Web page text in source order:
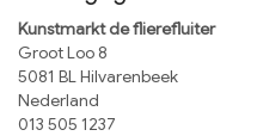
Kunstmarkt de flierefluiter
Groot Loo 8
5081 BL Hilvarenbeek
Nederland
013 505 1237